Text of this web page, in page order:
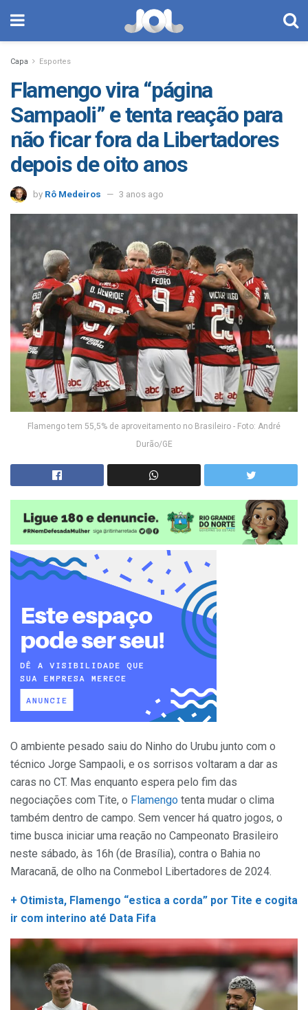
Capa Esportes
Flamengo vira “página
Sampaoli” e tenta reação para
não ficar fora da Libertadores
depois de oito anos
by Rô Medeiros 3 anos ago
Flamengo tem 55,5% de aproveitamento no Brasileiro - Foto: André
Durão/GE
O ambiente pesado saiu do Ninho do Urubu junto com o
técnico Jorge Sampaoli, e os sorrisos voltaram a dar as
caras no CT. Mas enquanto espera pelo fim das
negociações com Tite, o Flamengo tenta mudar o clima
também dentro de campo. Sem vencer há quatro jogos, o
time busca iniciar uma reação no Campeonato Brasileiro
neste sábado, às 16h (de Brasília), contra o Bahia no
Maracanã, de olho na Conmebol Libertadores de 2024.
+ Otimista, Flamengo “estica a corda” por Tite e cogita
ir com interino até Data Fifa